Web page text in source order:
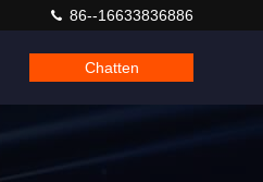
86--16633836886
Chatten